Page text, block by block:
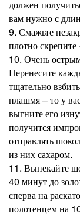
должен
вам нужно с
9. Смажьте
плотно
10. Очень
Перенесите
тщательно
плашмя – то у
выгните его
получится
отправлять
из них сахаром.
11. Выпекайте
40 минут до
сперва на
полотенцем на